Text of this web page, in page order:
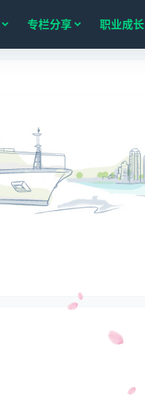
专栏分享 职业成长